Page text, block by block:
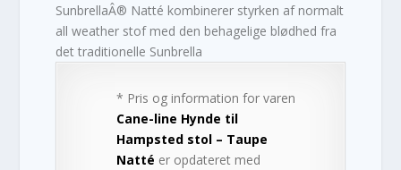
SunbrellaÂ® Natté kombinerer styrken af normalt
all weather stof med den behagelige blødhed fra
det traditionelle Sunbrella
* Pris og information for varen
Cane-line Hynde til
Hampsted stol – Taupe
Natté er opdateret med